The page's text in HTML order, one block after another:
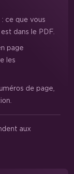
ce que vous
dans le PDF.
page
les
de page,
aux